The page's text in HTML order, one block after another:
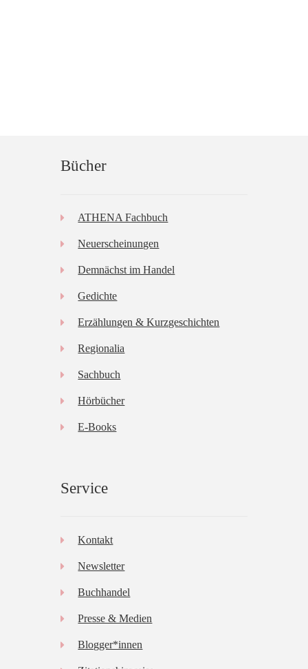
Bücher
ATHENA Fachbuch
Neuerscheinungen
Demnächst im Handel
Gedichte
Erzählungen & Kurzgeschichten
Regionalia
Sachbuch
Hörbücher
E-Books
Service
Kontakt
Newsletter
Buchhandel
Presse & Medien
Blogger*innen